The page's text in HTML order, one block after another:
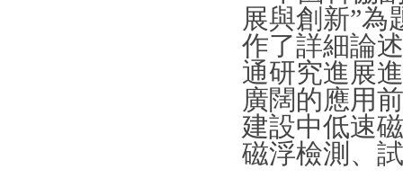
展與創新”為
作了詳細論
通研究進展
廣闊的應用
建設中低速
磁浮檢測、